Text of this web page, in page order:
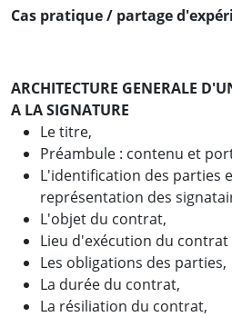
Cas pratique / partage
ARCHITECTURE GENERALE
A LA SIGNATURE
Le titre,
Préambule : contenu et
L'identification des parties
représentation des
L'objet du contrat,
Lieu d'exécution du contrat
Les obligations des parties,
La durée du contrat,
La résiliation du contrat,